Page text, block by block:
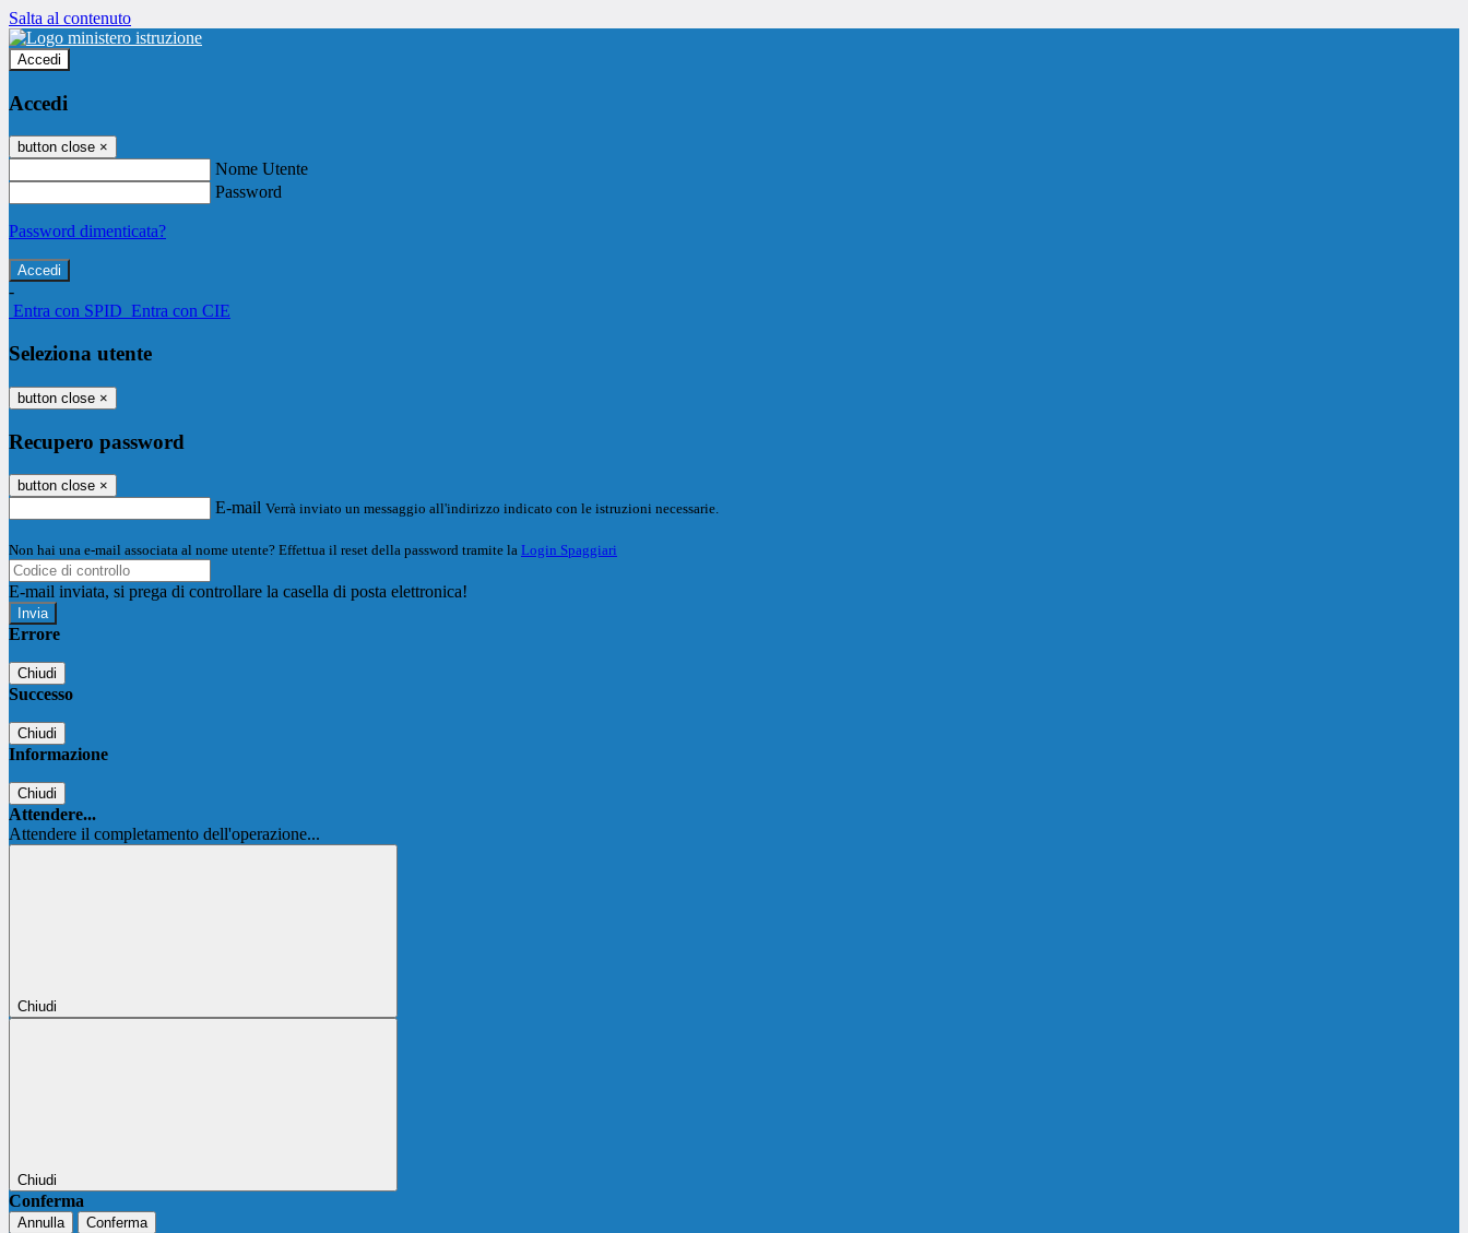
Salta al contenuto
Accedi
Accedi
button close ×
Nome Utente
Password
Password dimenticata?
-
Entra con SPID Entra con CIE
Seleziona utente
button close ×
Recupero password
button close ×
E-mail Verrà inviato un messaggio all'indirizzo indicato con le istruzioni necessarie.
Non hai una e-mail associata al nome utente? Effettua il reset della password tramite la Login Spaggiari
E-mail inviata, si prega di controllare la casella di posta elettronica!
Errore
Chiudi
Successo
Chiudi
Informazione
Chiudi
Attendere...
Attendere il completamento dell'operazione...
Chiudi
Chiudi
Conferma
Annulla Conferma